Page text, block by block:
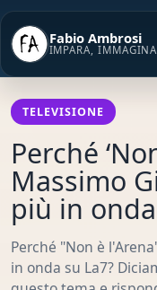
Vai
contenuto
Fabio Ambrosi
IMPARA,
TELEVISIONE
Perché
Massimo
più in
Perché "Non è
in onda su La7?